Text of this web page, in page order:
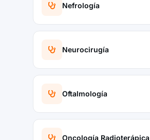
Nefrología
Neurocirugía
Oftalmología
Oncología Radioterápica